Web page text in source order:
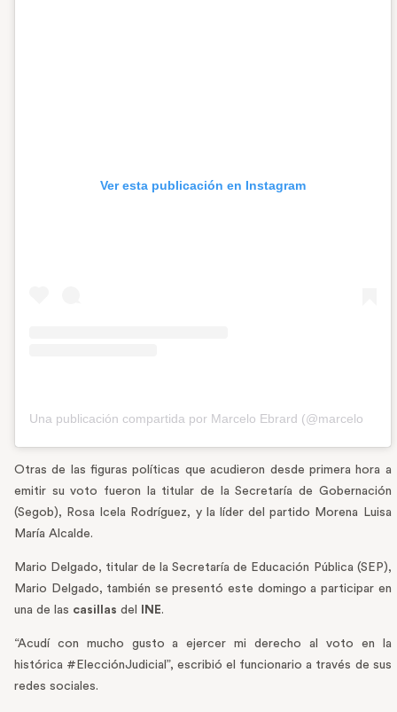
Ver esta publicación en Instagram
Otras de las figuras políticas que acudieron desde primera hora a
emitir su voto fueron la titular de la Secretaría de Gobernación
(Segob), Rosa Icela Rodríguez, y la líder del partido Morena Luisa
María Alcalde.
Mario Delgado, titular de la Secretaría de Educación Pública (SEP),
Mario Delgado, también se presentó este domingo a participar en
una de las casillas del INE.
“Acudí con mucho gusto a ejercer mi derecho al voto en la
histórica #ElecciónJudicial”, escribió el funcionario a través de sus
redes sociales.